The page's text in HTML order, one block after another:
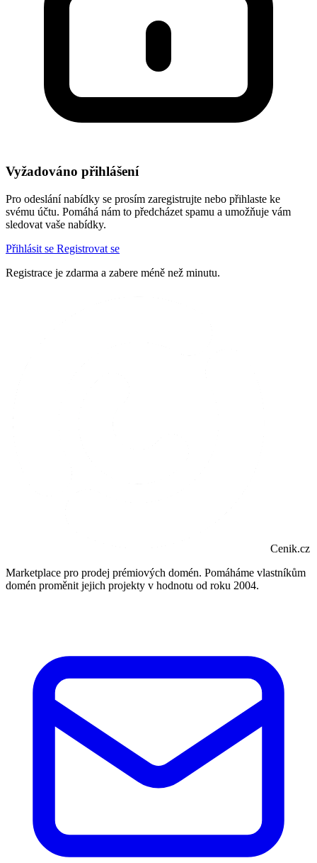
Vyžadováno přihlášení
Pro odeslání nabídky se prosím zaregistrujte nebo přihlaste ke
svému účtu. Pomáhá nám to předcházet spamu a umožňuje vám
sledovat vaše nabídky.
Přihlásit se Registrovat se
Registrace je zdarma a zabere méně než minutu.
Cenik.cz
Marketplace pro prodej prémiových domén. Pomáháme vlastníkům
domén proměnit jejich projekty v hodnotu od roku 2004.